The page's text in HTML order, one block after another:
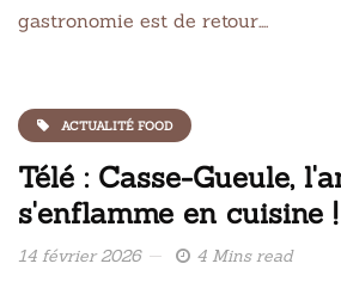
gastronomie est de retour….
ACTUALITÉ FOOD
Télé : Casse-Gueule,
s'enflamme en cuisine !
14 février 2026 4 Mins read